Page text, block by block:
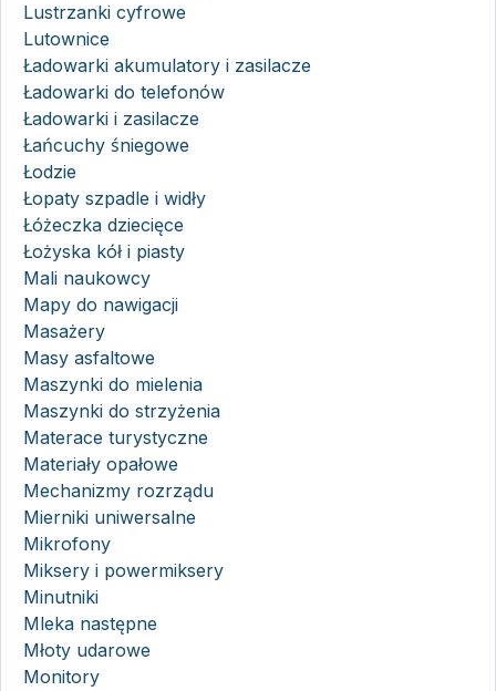
Lustrzanki cyfrowe
Lutownice
Ładowarki akumulatory i zasilacze
Ładowarki do telefonów
Ładowarki i zasilacze
Łańcuchy śniegowe
Łodzie
Łopaty szpadle i widły
Łóżeczka dziecięce
Łożyska kół i piasty
Mali naukowcy
Mapy do nawigacji
Masażery
Masy asfaltowe
Maszynki do mielenia
Maszynki do strzyżenia
Materace turystyczne
Materiały opałowe
Mechanizmy rozrządu
Mierniki uniwersalne
Mikrofony
Miksery i powermiksery
Minutniki
Mleka następne
Młoty udarowe
Monitory